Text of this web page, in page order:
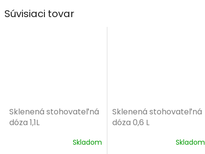
Súvisiaci tovar
Sklenená stohovateľná
dóza 1,1L
Skladom
Sklenená stohovateľná
dóza 0,6 L
Skladom